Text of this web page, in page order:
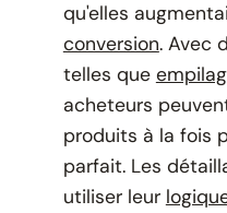
qu'elles
conversion. Avec
telles que
acheteurs
produits à la fois
parfait. Les
utiliser leur